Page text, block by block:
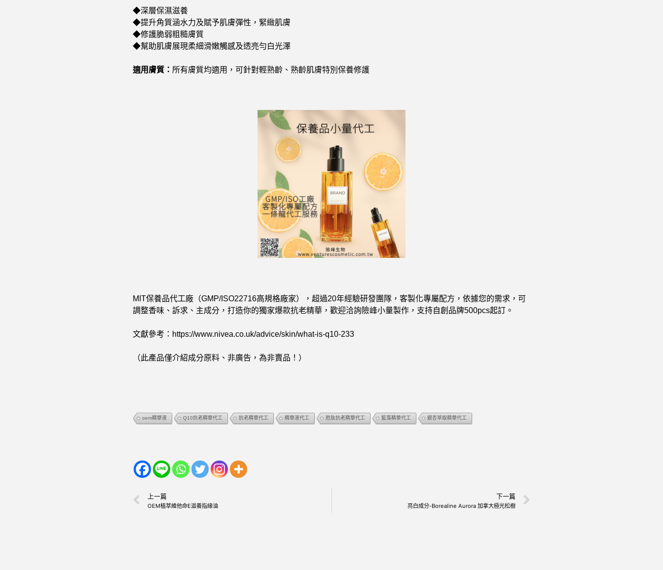
◆深層保濕滋養
◆提升角質涵水力及賦予肌膚彈性，緊緻肌膚
◆修護脆弱粗糙膚質
◆幫助肌膚展現柔細滑嫩觸感及透亮勻白光澤
適用膚質： 所有膚質均適用，可針對輕熟齡、熟齡肌膚特別保養修護
MIT保養品代工廠（GMP/ISO22716高規格廠家），超過20年經驗研發團隊，客製化專屬配方，依據您的需求，可
調整香味、訴求、主成分，打造你的獨家爆款抗老精華，歡迎洽詢險峰小量製作，支持自創品牌500pcs起訂。
文獻參考：https://www.nivea.co.uk/advice/skin/what-is-q10-233
（此產品僅介紹成分原料、非廣告，為非賣品！）
oem精華液 Q10抗老精華代工 抗老精華代工 精華液代工 胜肽抗老精華代工 藍藻精華代工 銀杏萃取精華代工
上一篇
OEM植萃維他命E滋養指緣油
下一篇
亮白成分-Borealine Aurora 加拿大極光松樹